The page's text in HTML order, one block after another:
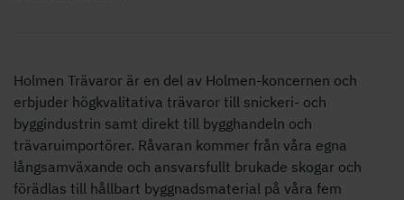
Holmen Trävaror är en del av Holmen-koncernen och
erbjuder högkvalitativa trävaror till snickeri- och
byggindustrin samt direkt till bygghandeln och
trävaruimportörer. Råvaran kommer från våra egna
långsamväxande och ansvarsfullt brukade skogar och
förädlas till hållbart byggnadsmaterial på våra fem